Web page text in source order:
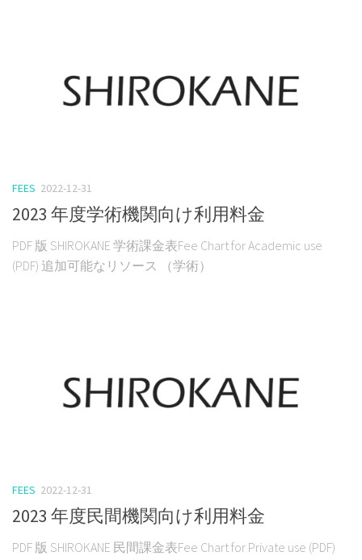
FEES 2022-12-31
2023 年度学術機関向け利用料金
PDF 版 SHIROKANE 学術課金表Fee Chart for Academic use
(PDF) 追加可能なリソース （学術）
FEES 2022-12-31
2023 年度民間機関向け利用料金
PDF 版 SHIROKANE 民間課金表Fee Chart for Private use (PDF)